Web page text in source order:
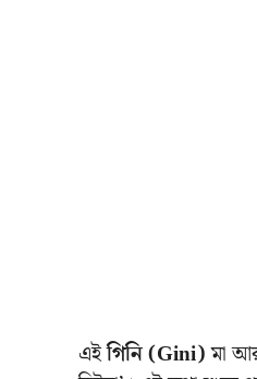
এইগিনি (Gini)মা